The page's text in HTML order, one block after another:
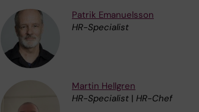
Patrik Emanuelsson
HR-Specialist
Martin Hellgren
HR-Specialist | HR-Chef